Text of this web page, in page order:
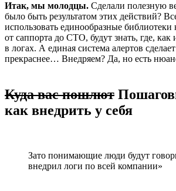
Итак, мы молодцы. Сделали полезную
было быть результатом этих действий?
использовать единообразные библиотеки
от саппорта до CTO, будут знать, где, как
в логах. А единая система алертов
прекраснее… Внедряем? Да, но есть
Куда вас пошлют
как внедрить у себя
Зато понимающие люди будут
внедрил логи по всей компании»